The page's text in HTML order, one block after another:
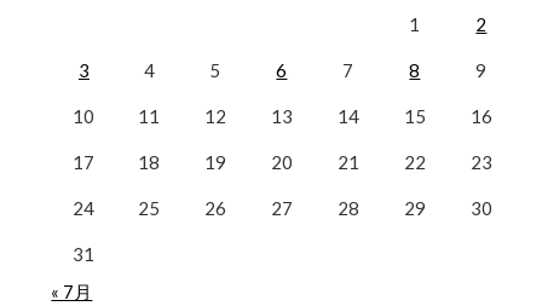
1
2
3 4 5 6 7 8 9
10 11 12 13 14 15 16
17 18 19 20 21 22 23
24 25 26 27 28 29 30
31
« 7月